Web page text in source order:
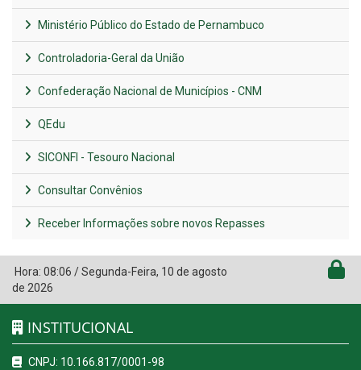
Ministério Público do Estado de Pernambuco
Controladoria-Geral da União
Confederação Nacional de Municípios - CNM
QEdu
SICONFI - Tesouro Nacional
Consultar Convênios
Receber Informações sobre novos Repasses
Hora: 08:06 /Segunda-Feira, 10 de agosto
de 2026
INSTITUCIONAL
CNPJ: 10.166.817/0001-98